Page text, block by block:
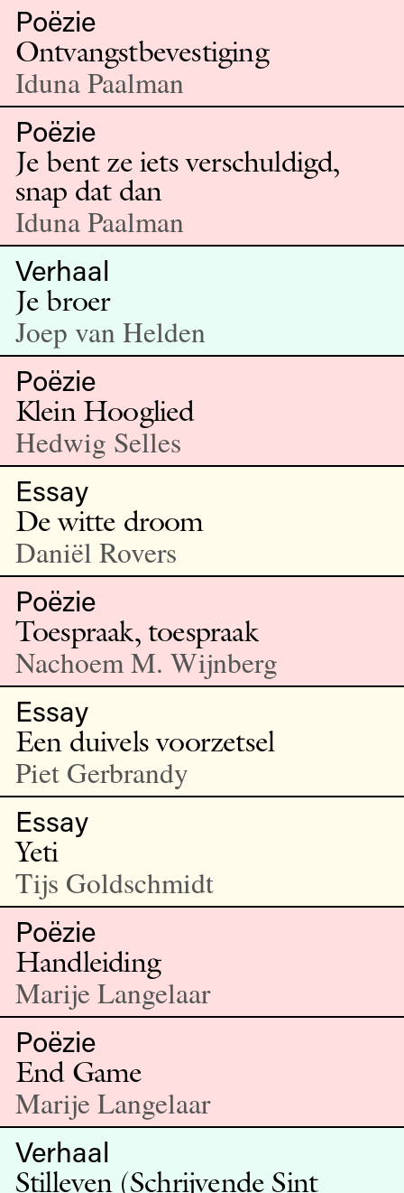
Poëzie
Ontvangstbevestiging
Iduna Paalman
Poëzie
Je bent ze iets verschuldigd,
snap dat dan
Iduna Paalman
Verhaal
Je broer
Joep van Helden
Poëzie
Klein Hooglied
Hedwig Selles
Essay
De witte droom
Daniël Rovers
Poëzie
Toespraak, toespraak
Nachoem M. Wijnberg
Essay
Een duivels voorzetsel
Piet Gerbrandy
Essay
Yeti
Tijs Goldschmidt
Poëzie
Handleiding
Marije Langelaar
Poëzie
End Game
Marije Langelaar
Verhaal
Stilleven (Schrijvende Sint